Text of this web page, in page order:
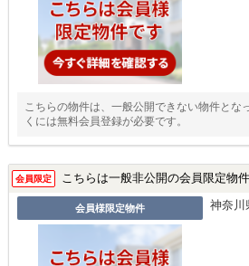
こちらの物件は、一般公開できない物件とな
くには無料会員登録が必要です。
会員限定 こちらは一般非公開の会員限定物件
会員様限定物件 神奈川